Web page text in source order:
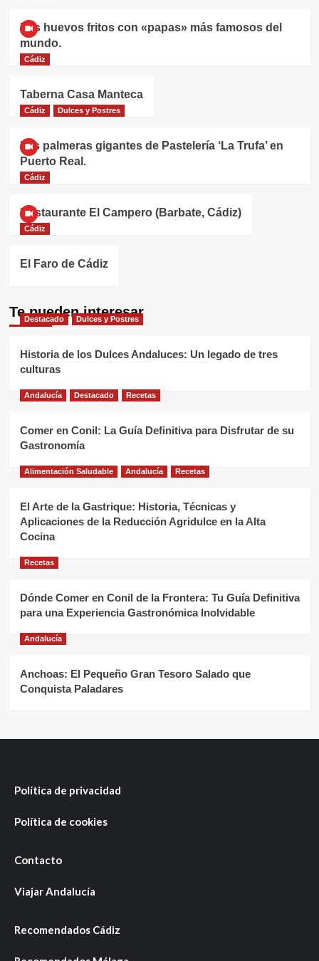
Los huevos fritos con «papas» más famosos del
mundo.
Cádiz
Taberna Casa Manteca
Cádiz Dulces y Postres
Las palmeras gigantes de Pastelería ‘La Trufa’ en
Puerto Real.
Cádiz
Restaurante El Campero (Barbate, Cádiz)
Cádiz
El Faro de Cádiz
Te pueden interesar
Destacado Dulces y Postres
Historia de los Dulces Andaluces: Un legado de tres
culturas
Andalucía Destacado Recetas
Comer en Conil: La Guía Definitiva para Disfrutar de su
Gastronomía
Alimentación Saludable Andalucía Recetas
El Arte de la Gastrique: Historia, Técnicas y
Aplicaciones de la Reducción Agridulce en la Alta
Cocina
Recetas
Dónde Comer en Conil de la Frontera: Tu Guía Definitiva
para una Experiencia Gastronómica Inolvidable
Andalucía
Anchoas: El Pequeño Gran Tesoro Salado que
Conquista Paladares
Política de privacidad
Política de cookies
Contacto
Viajar Andalucía
Recomendados Cádiz